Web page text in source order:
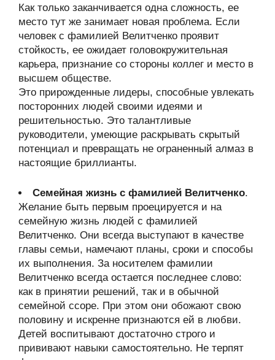
Как только заканчивается одна сложность, ее
место тут же занимает новая проблема. Если
человек с фамилией Велитченко проявит
стойкость, ее ожидает головокружительная
карьера, признание со стороны коллег и место в
высшем обществе.
Это прирожденные лидеры, способные увлекать
посторонних людей своими идеями и
решительностью. Это талантливые
руководители, умеющие раскрывать скрытый
потенциал и превращать не ограненный алмаз в
настоящие бриллианты.
Семейная жизнь с фамилией Велитченко.
Желание быть первым проецируется и на
семейную жизнь людей с фамилией
Велитченко. Они всегда выступают в качестве
главы семьи, намечают планы, сроки и способы
их выполнения. За носителем фамилии
Велитченко всегда остается последнее слово:
как в принятии решений, так и в обычной
семейной ссоре. При этом они обожают свою
половину и искренне признаются ей в любви.
Детей воспитывают достаточно строго и
прививают навыки самостоятельно. Не терпят